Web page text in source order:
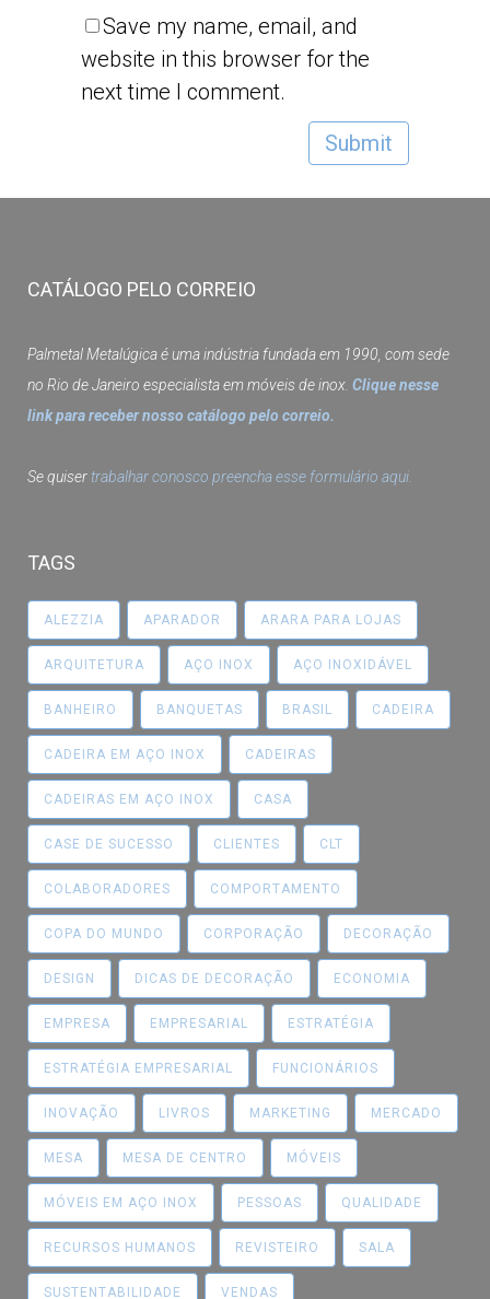
Save my name, email, and
website in this browser for the
next time I comment.
CATÁLOGO PELO CORREIO
Palmetal Metalúgica é uma indústria fundada em 1990, com sede
no Rio de Janeiro especialista em móveis de inox. Clique nesse
link para receber nosso catálogo pelo correio.
Se quisertrabalhar conosco preencha esse formulário aqui.
TAGS
ALEZZIA APARADOR ARARA PARA LOJAS
ARQUITETURA AÇO INOX AÇO INOXIDÁVEL
BANHEIRO BANQUETAS BRASIL CADEIRA
CADEIRA EM AÇO INOX CADEIRAS
CADEIRAS EM AÇO INOX CASA
CASE DE SUCESSO CLIENTES CLT
COLABORADORES COMPORTAMENTO
COPA DO MUNDO CORPORAÇÃO DECORAÇÃO
DESIGN DICAS DE DECORAÇÃO ECONOMIA
EMPRESA EMPRESARIAL ESTRATÉGIA
ESTRATÉGIA EMPRESARIAL FUNCIONÁRIOS
INOVAÇÃO LIVROS MARKETING MERCADO
MESA MESA DE CENTRO MÓVEIS
MÓVEIS EM AÇO INOX PESSOAS QUALIDADE
RECURSOS HUMANOS REVISTEIRO SALA
SUSTENTABILIDADE VENDAS